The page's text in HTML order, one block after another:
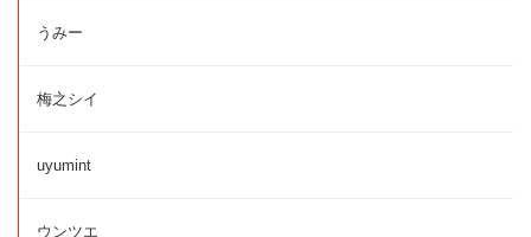
うみー
梅之シイ
uyumint
ウンツエ